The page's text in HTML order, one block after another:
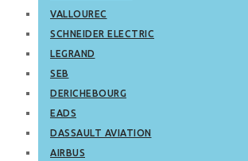
VALLOUREC
SCHNEIDER ELECTRIC
LEGRAND
SEB
DERICHEBOURG
EADS
DASSAULT AVIATION
AIRBUS